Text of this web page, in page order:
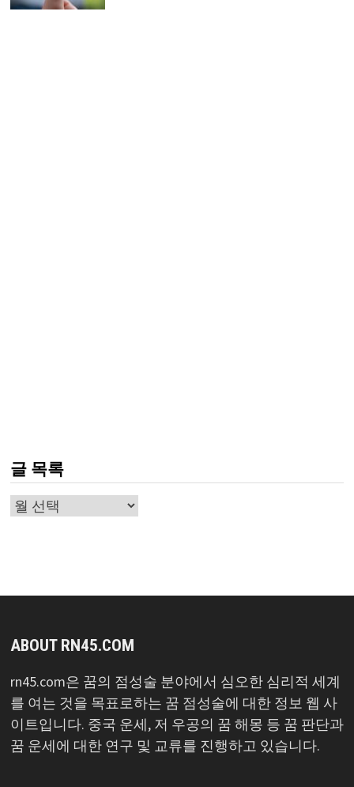
글 목록
글
ABOUT RN45.COM
rn45.com은 꿈의 점성술 분야에서 심오한 심리적 세계
를 여는 것을 목표로하는 꿈 점성술에 대한 정보 웹 사
이트입니다. 중국 운세, 저 우공의 꿈 해몽 등 꿈 판단과
꿈 운세에 대한 연구 및 교류를 진행하고 있습니다.